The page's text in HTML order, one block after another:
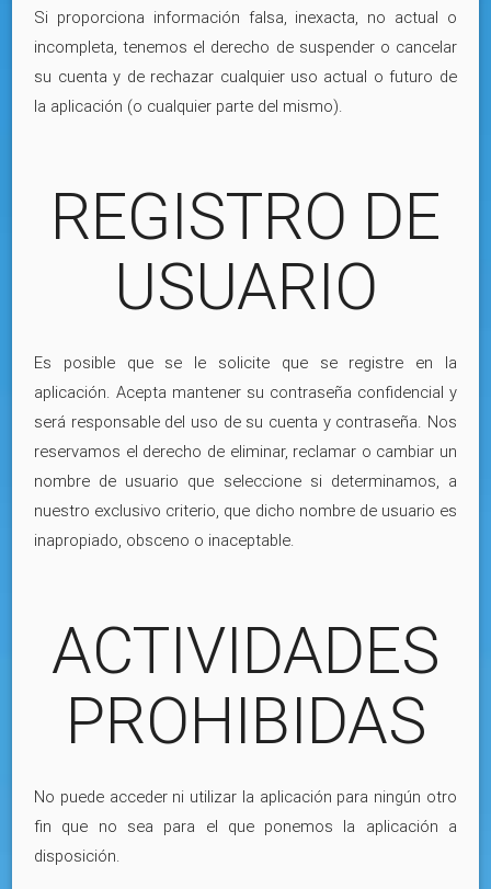
Si proporciona información falsa, inexacta, no actual o
incompleta, tenemos el derecho de suspender o cancelar
su cuenta y de rechazar cualquier uso actual o futuro de
la aplicación (o cualquier parte del mismo).
REGISTRO DE
USUARIO
Es posible que se le solicite que se registre en la
aplicación. Acepta mantener su contraseña confidencial y
será responsable del uso de su cuenta y contraseña. Nos
reservamos el derecho de eliminar, reclamar o cambiar un
nombre de usuario que seleccione si determinamos, a
nuestro exclusivo criterio, que dicho nombre de usuario es
inapropiado, obsceno o inaceptable.
ACTIVIDADES
PROHIBIDAS
No puede acceder ni utilizar la aplicación para ningún otro
fin que no sea para el que ponemos la aplicación a
disposición.